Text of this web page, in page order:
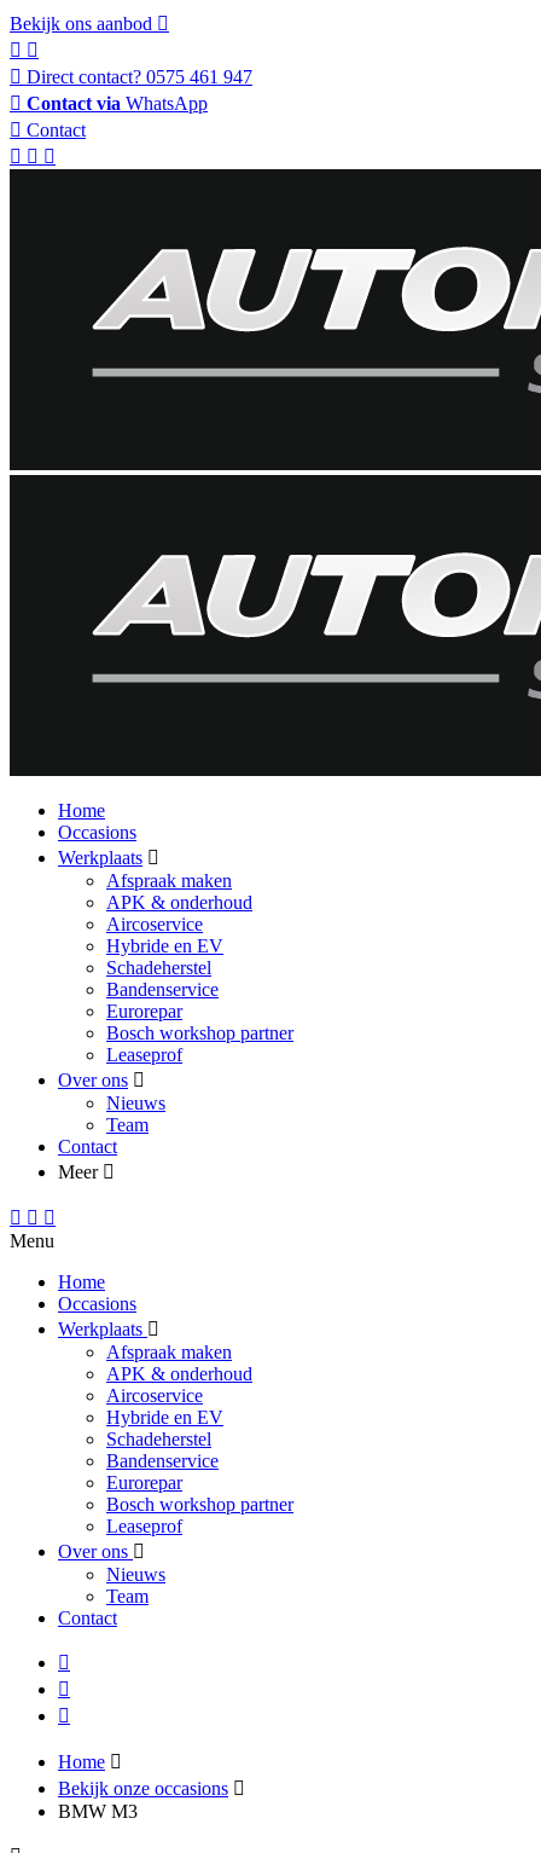
Bekijk ons aanbod
Direct contact? 0575 461 947
Contact via WhatsApp
Contact
Home
Occasions
Werkplaats
Afspraak maken
APK & onderhoud
Aircoservice
Hybride en EV
Schadeherstel
Bandenservice
Eurorepar
Bosch workshop partner
Leaseprof
Over ons
Nieuws
Team
Contact
Meer
Menu
Home
Occasions
Werkplaats
Afspraak maken
APK & onderhoud
Aircoservice
Hybride en EV
Schadeherstel
Bandenservice
Eurorepar
Bosch workshop partner
Leaseprof
Over ons
Nieuws
Team
Contact
Home
Bekijk onze occasions
BMW M3